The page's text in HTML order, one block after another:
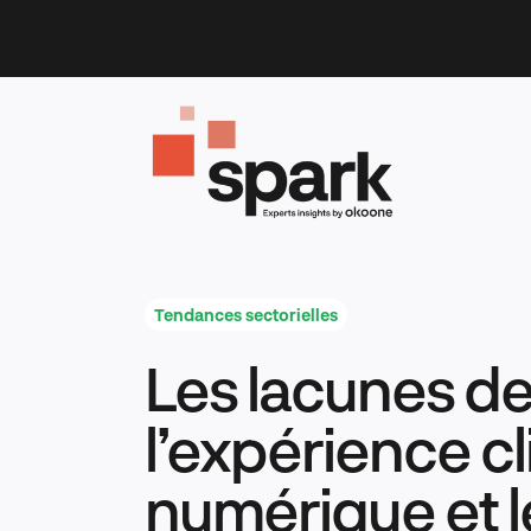
content
Tendances sectorielles
Les lacunes
l’expérience
numérique et